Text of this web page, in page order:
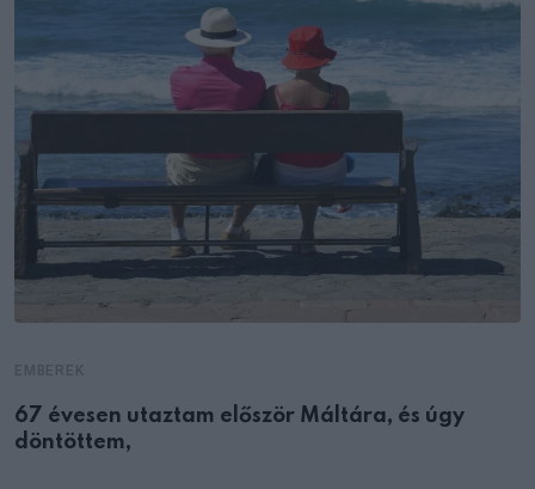
67 évesen utaztam először Máltára, és úgy
döntöttem,